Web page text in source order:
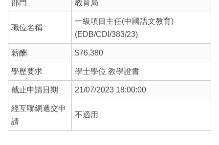
部門 教育局
職位名稱
一級項目主任(中國語文教育)
(EDB/CDI/383/23)
薪酬 $76,380
學歷要求 學士學位 教學證書
截止申請日期 21/07/2023 18:00:00
經互聯網遞交申
請
不適用